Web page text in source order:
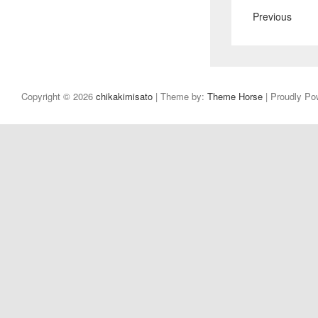
Previous
Copyright © 2026 chikakimisato | Theme by: Theme Horse | Proudly